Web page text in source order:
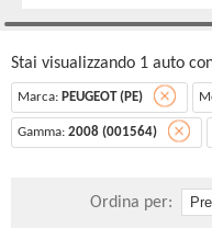
Stai visualizzando 1 auto
Marca: PEUGEOT (PE)
Gamma: 2008 (001564)
Ordina per: